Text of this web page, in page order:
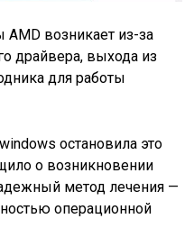
возникает из-за
драйвера, выхода из
для работы
остановила это
о возникновении
метод лечения —
операционной